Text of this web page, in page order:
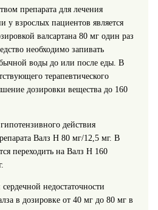
препарата для лечения
у взрослых пациентов является
валсартана 80 мг один раз
необходимо запивать
воды до или после еды. В
терапевтического
дозировки вещества до 160
действия
Валз Н 80 мг/12,5 мг. В
переходить на Валз Н 160
недостаточности
в дозировке от 40 мг до 80 мг в